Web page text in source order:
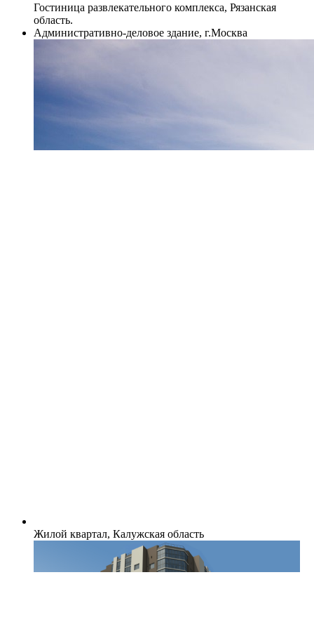
Гостиница развлекательного комплекса, Рязанская
область.
Административно-деловое здание, г.Москва
Жилой квартал, Калужская область